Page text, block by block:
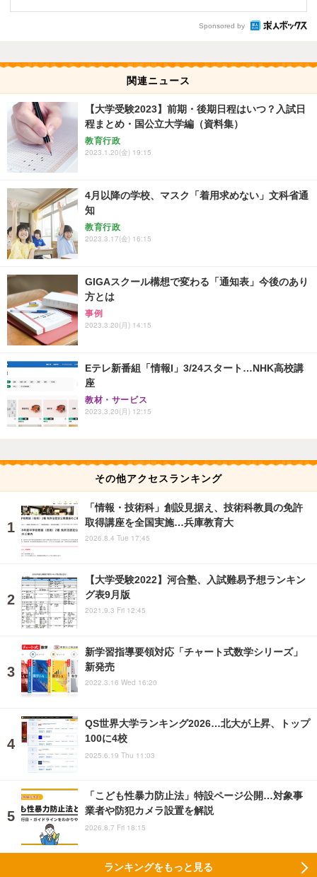
Sponsored by
関連ニュース
【大学受験2023】前期・後期日程はいつ？入試日
程まとめ・国公立大学編（資料集）
教育行政
2023.1.20(金) 19:15
4月以降の学校、マスク「着用求めない」文科省通
知
教育行政
2023.3.17(金) 16:15
GIGAスクール構想で変わる「通知表」今後のあり
方とは
事例
2023.3.20(月) 14:15
Eテレ新番組「情報I」3/24スタート…NHK高校講
座
教材・サービス
2023.3.20(月) 12:15
その他アクセスランキング
「情報・技術科」創設見据え、技術科教員の免許
取得講座を全国実施…兵庫教育大
2026.8.4 Tue 17:45
【大学受験2022】河合塾、入試難易予想ランキン
グ表9月版
2021.9.3 Fri 12:45
新学習指導要領対応「チャート式数学シリーズ」
新発売
2022.3.16 Wed 16:20
QS世界大学ランキング2026…北大が上昇、トップ
100に4校
2025.6.19 Thu 11:03
「こども性暴力防止法」特設ページ公開…対象事
業者や防犯カメラ設置を解説
2026.8.7 Fri 18:15
ランキングをもっと見る